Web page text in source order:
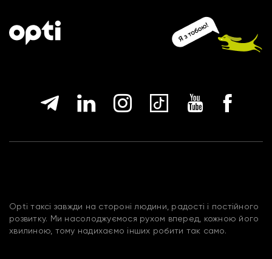
Opti таксі завжди на стороні людини, радості і постійного
розвитку. Ми насолоджуємося рухом вперед, кожною його
хвилиною, тому надихаємо інших робити так само.